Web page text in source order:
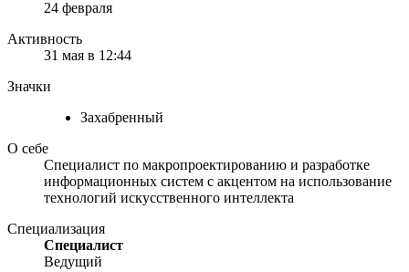
24 февраля
Активность
31 мая в 12:44
Значки
Захабренный
О себе
Специалист по макропроектированию и разработке
информационных систем с акцентом на использование
технологий искусственного интеллекта
Специализация
Специалист
Ведущий